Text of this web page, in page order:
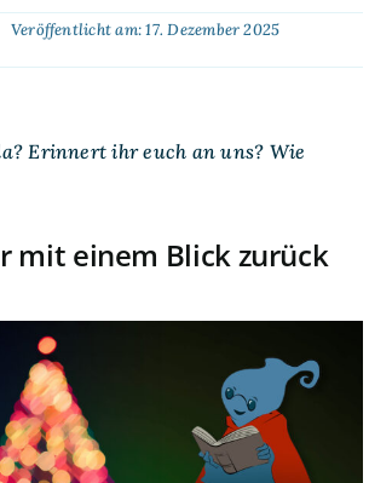
Patreon
Veröffentlicht am: 17. Dezember 2025
Erinnert ihr euch an uns? Wie
mit einem Blick zurück